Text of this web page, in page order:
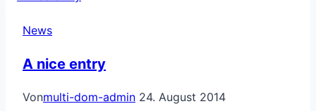
„Link“
News
A nice entry
Vonmulti-dom-admin 24. August 2014